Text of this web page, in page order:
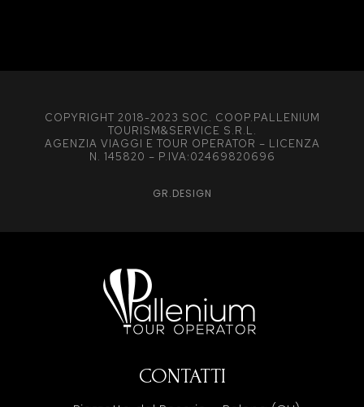
COPYRIGHT 2018-2023 SOC. COOP.PALLENIUM
TOURISM&SERVICE S.R.L.
AGENZIA VIAGGI E TOUR OPERATOR – LICENZA
N. 145820 – P.IVA:02469820696
GR.DESIGN
CONTATTI